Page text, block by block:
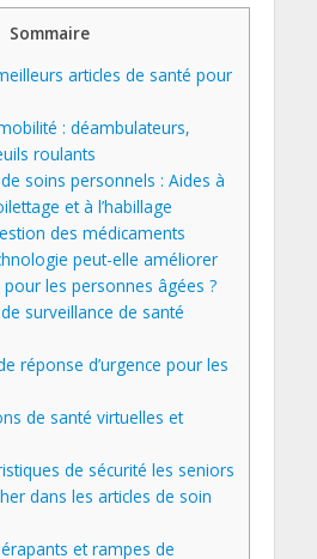
Sommaire
articles de santé pour
: déambulateurs,
roulants
soins personnels : Aides à
et à l’habillage
des médicaments
peut-elle améliorer
les personnes âgées ?
surveillance de santé
réponse d’urgence pour les
de santé virtuelles et
de sécurité les seniors
dans les articles de soin
et rampes de